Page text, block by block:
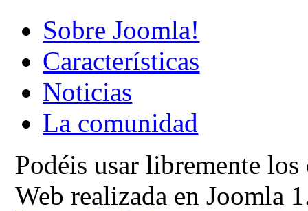
Sobre Joomla!
Características
Noticias
La comunidad
Podéis usar libremente
Web realizada en Joomla